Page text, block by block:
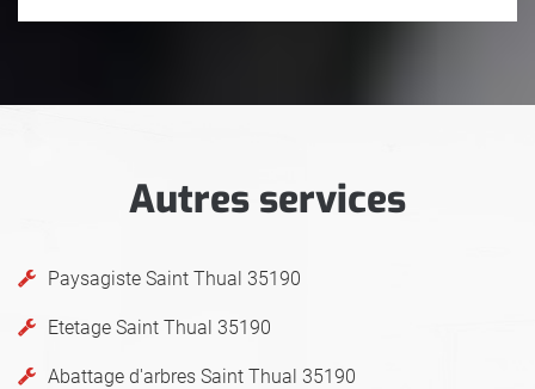
Autres services
Paysagiste Saint Thual 35190
Etetage Saint Thual 35190
Abattage d'arbres Saint Thual 35190